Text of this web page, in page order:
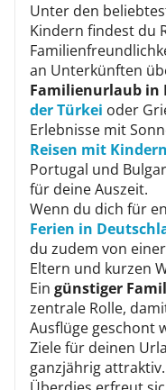
Unter den
Kindern findest du
an Unterkünften
Familienurlaub in
der Türkei oder
Erlebnisse mit
Reisen mit
Portugal und
für deine Auszeit.
Wenn du dich für
Ferien in
du zudem von
Eltern und kurzen
Ein günstiger
zentrale Rolle,
Ausflüge geschont
Ziele für deinen
ganzjährig attraktiv.